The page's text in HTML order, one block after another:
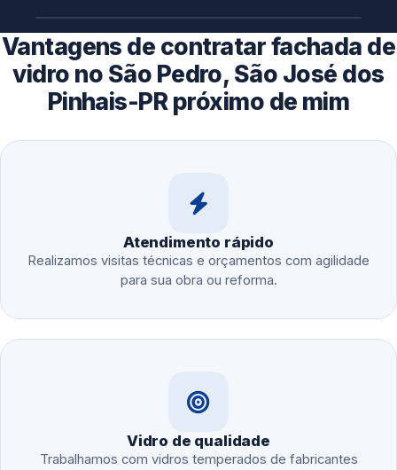
Vantagens de contratar fachada de
vidro no São Pedro, São José dos
Pinhais-PR próximo de mim
Atendimento rápido
Realizamos visitas técnicas e orçamentos com agilidade
para sua obra ou reforma.
Vidro de qualidade
Trabalhamos com vidros temperados de fabricantes